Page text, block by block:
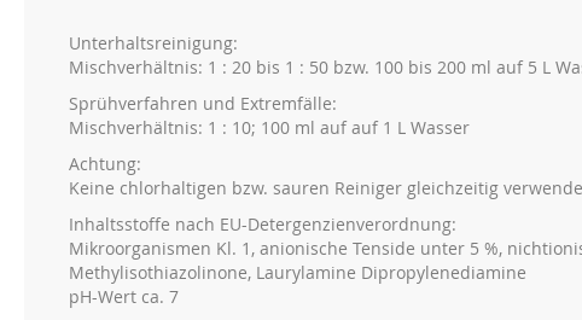
Unterhaltsreinigung:
Mischverhältnis: 1 : 20 bis 1 : 50 bzw. 100 bis 200 ml auf 5 L
Sprühverfahren und Extremfälle:
Mischverhältnis: 1 : 10; 100 ml auf auf 1 L Wasser
Achtung:
Keine chlorhaltigen bzw. sauren Reiniger gleichzeitig
Inhaltsstoffe nach EU-Detergenzienverordnung:
Mikroorganismen Kl. 1, anionische Tenside unter 5 %,
Methylisothiazolinone, Laurylamine Dipropylenediamine
pH-Wert ca. 7